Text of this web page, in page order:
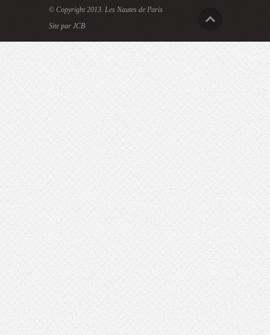
© Copyright 2013. Les Nautes de Paris
Site par JCB